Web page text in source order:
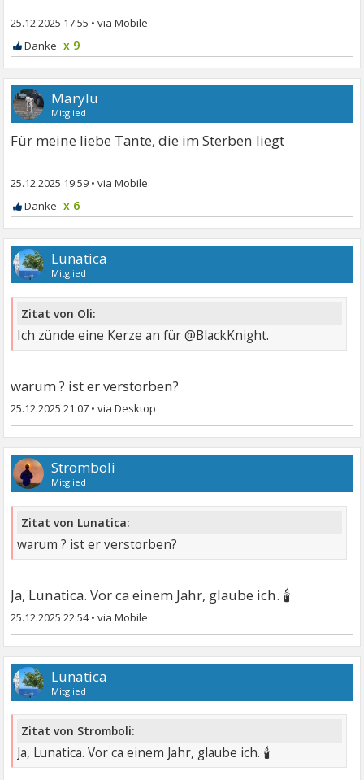
25.12.2025 17:55 •
x 9
Marylu
Mitglied
Für meine liebe Tante, die im Sterben liegt
25.12.2025 19:59 •
x 6
Lunatica
Mitglied
Zitat von Oli:
Ich zünde eine Kerze an für @BlackKnight.
warum ? ist er verstorben?
25.12.2025 21:07 •
Stromboli
Mitglied
Zitat von Lunatica:
warum ? ist er verstorben?
Ja, Lunatica. Vor ca einem Jahr, glaube ich. 🕯
25.12.2025 22:54•
Lunatica
Mitglied
Zitat von Stromboli:
Ja, Lunatica. Vor ca einem Jahr, glaube ich. 🕯